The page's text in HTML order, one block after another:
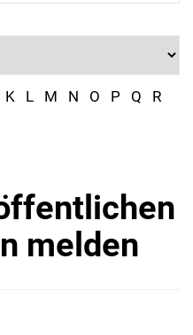
K L M N O P Q
R
melden